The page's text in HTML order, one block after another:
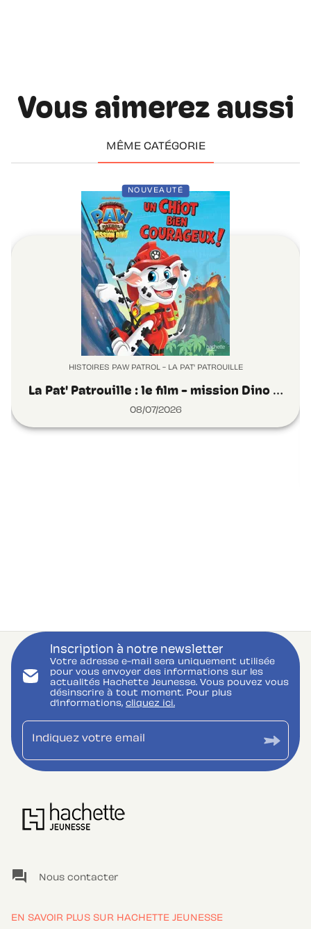
Vous aimerez aussi
MÊME CATÉGORIE
NOUVEAUTÉ
HISTOIRES PAW PATROL - LA PAT' PATROUILLE
La Pat' Patrouille : le film - mission Dino …
08/07/2026
Inscription à notre newsletter
Votre adresse e-mail sera uniquement utilisée
pour vous envoyer des informations sur les
actualités Hachette Jeunesse. Vous pouvez vous
désinscrire à tout moment. Pour plus
d’informations, cliquez ici.
Indiquez votre email
question_answer Nous contacter
EN SAVOIR PLUS SUR HACHETTE JEUNESSE